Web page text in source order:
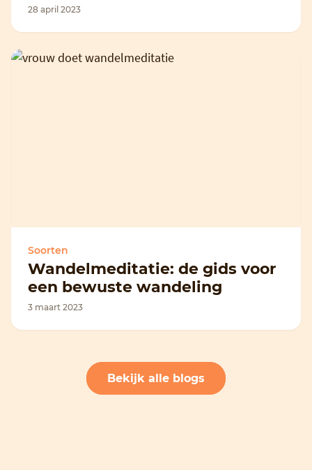
28 april 2023
Soorten
Wandelmeditatie: de gids voor
een bewuste wandeling
3 maart 2023
Bekijk alle blogs